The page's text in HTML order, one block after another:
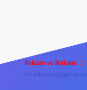
Reklam ve İletişim: E-